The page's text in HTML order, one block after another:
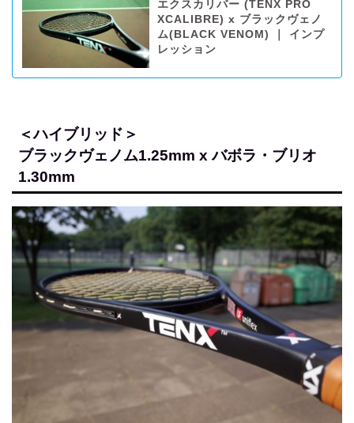
エクスカリバー (TENX PRO
XCALIBRE) x ブラックヴェノ
ム(BLACK VENOM) ｜ インプ
レッション
＜ハイブリッド＞
ブラックヴェノム1.25mm x バボラ・ブリオ
1.30mm